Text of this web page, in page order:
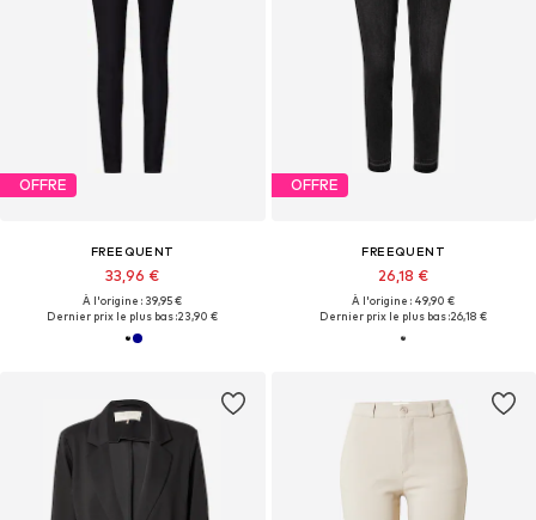
OFFRE
FREEQUENT
33,96 €
À l'origine : 39,95 €
Dernier prix le plus bas :23,90 €
OFFRE
FREEQUENT
26,18 €
À l'origine : 49,90 €
Dernier prix le plus bas :26,18 €